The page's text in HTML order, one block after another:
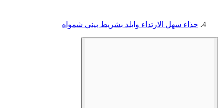
حذاء سهل الارتداء وايلد بشريط بيني شمواه